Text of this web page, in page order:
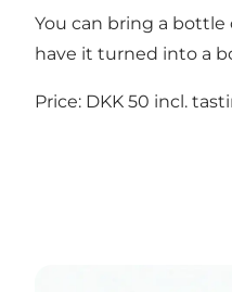
You can bring a bottle
have it turned into a
Price: DKK 50 incl.